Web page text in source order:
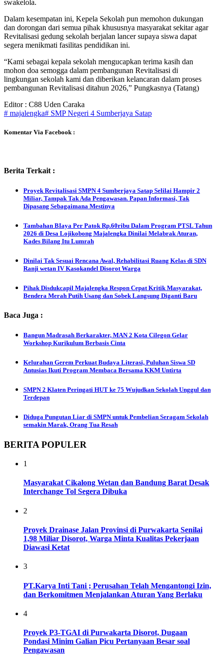
swakelola.
Dalam kesempatan ini, Kepela Sekolah pun memohon dukungan
dan dorongan dari semua pihak khususnya masyarakat sekitar agar
Revitalisasi gedung sekolah berjalan lancer supaya siswa dapat
segera menikmati fasilitas pendidikan ini.
“Kami sebagai kepala sekolah mengucapkan terima kasih dan
mohon doa semogga dalam pembangunan Revitalisasi di
lingkungan sekolah kami dan diberikan kelancaran dalam proses
pembangunan Revitalisasi ditahun 2026,” Pungkasnya (Tatang)
Editor : C88 Uden Caraka
# majalengka# SMP Negeri 4 Sumberjaya Satap
Komentar Via Facebook :
Berita Terkait :
Proyek Revitalisasi SMPN 4 Sumberjaya Satap Selilai Hampir 2
Miliar, Tampak Tak Ada Pengawasan. Papan Informasi, Tak
Dipasang Sebagaimana Mestinya
Tambahan BIaya Per Patok Rp.60ribu Dalam Program PTSL Tahun
2026 di Desa Lojikobong Majalengka Dinilai Melabrak Aturan,
Kades Bilang Itu Lumrah
Dinilai Tak Sesuai Rencana Awal, Rehabilitasi Ruang Kelas di SDN
Ranji wetan IV Kasokandel Disorot Warga
Pihak Disdukcapil Majalengka Respon Cepat Kritik Masyarakat,
Bendera Merah Putih Usang dan Sobek Langsung Diganti Baru
Baca Juga :
Bangun Madrasah Berkarakter, MAN 2 Kota Cilegon Gelar
Workshop Kurikulum Berbasis Cinta
Kelurahan Gerem Perkuat Budaya Literasi, Puluhan Siswa SD
Antusias Ikuti Program Membaca Bersama KKM Untirta
SMPN 2 Klaten Peringati HUT ke 75 Wujudkan Sekolah Unggul dan
Terdepan
Diduga Pungutan Liar di SMPN untuk Pembelian Seragam Sekolah
semakin Marak, Orang Tua Resah
BERITA POPULER
1
Masyarakat Cikalong Wetan dan Bandung Barat Desak
Interchange Tol Segera Dibuka
2
Proyek Drainase Jalan Provinsi di Purwakarta Senilai
1,98 Miliar Disorot, Warga Minta Kualitas Pekerjaan
Diawasi Ketat
3
PT.Karya Inti Tani ; Perusahan Telah Mengantongi Izin,
dan Berkomitmen Menjalankan Aturan Yang Berlaku
4
Proyek P3-TGAI di Purwakarta Disorot, Dugaan
Pondasi Minim Galian Picu Pertanyaan Besar soal
Pengawasan